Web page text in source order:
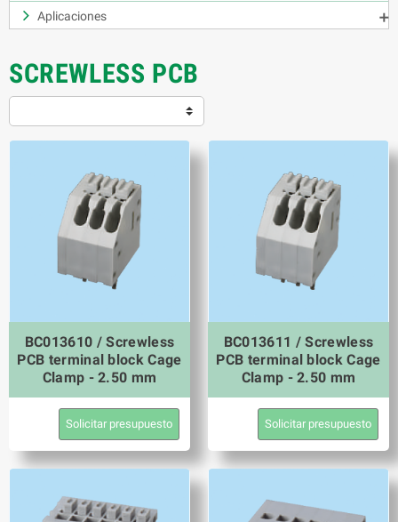
Aplicaciones

SCREWLESS PCB
BC013610 / Screwless
PCB terminal block Cage
Clamp - 2.50 mm
Solicitar presupuesto
BC013611 / Screwless
PCB terminal block Cage
Clamp - 2.50 mm
Solicitar presupuesto